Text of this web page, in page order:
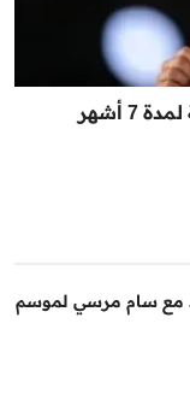
أشهر
مع سام مرسي لموسم